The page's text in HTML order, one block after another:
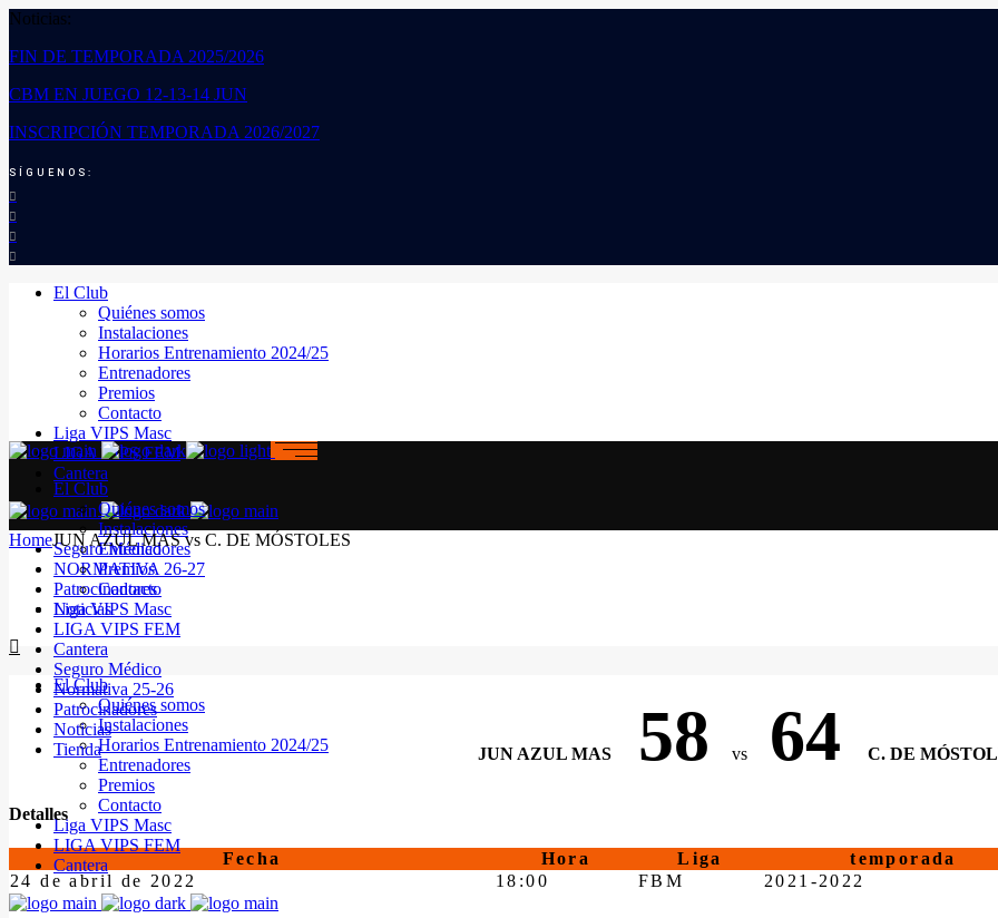
Noticias:
FIN DE TEMPORADA 2025/2026
CBM EN JUEGO 12-13-14 JUN
INSCRIPCIÓN TEMPORADA 2026/2027
SÍGUENOS:
El Club
Quiénes somos
Instalaciones
Horarios Entrenamiento 2024/25
Entrenadores
Premios
Contacto
Liga VIPS Masc
LIGA VIPS FEM
Cantera
Seguro Médico
NORMATIVA 26-27
Patrocinadores
Noticias
El Club
Quiénes somos
Instalaciones
Horarios Entrenamiento 2024/25
Entrenadores
Premios
Contacto
Liga VIPS Masc
LIGA VIPS FEM
Cantera
El Club
Quiénes somos
Instalaciones
Entrenadores
Premios
Contacto
Liga VIPS Masc
LIGA VIPS FEM
Cantera
Seguro Médico
Normativa 25-26
Patrocinadores
Noticias
Tienda
HomeJUN AZUL MAS vs C. DE MÓSTOLES
JUN AZUL MAS 58 vs 64 C. DE
Detalles
Fecha Hora Liga temporada
24 de abril de 2022
18:00 FBM 2021-2022